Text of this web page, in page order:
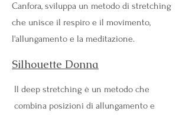
Canfora, sviluppa un metodo di stretching
che unisce il respiro e il movimento,
l'allungamento e la meditazione.
Silhouette Donna
Il deep stretching è un metodo che
combina posizioni di allungamento e